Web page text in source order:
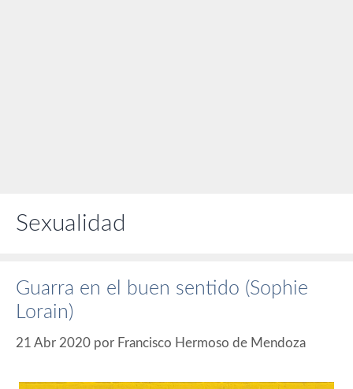
Sexualidad
Guarra en el buen sentido (Sophie
Lorain)
21 Abr 2020 por Francisco Hermoso de Mendoza